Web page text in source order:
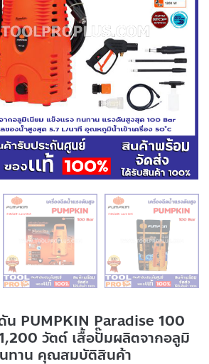
น PUMPKIN Paradise 100
วัตต์ เสื้อปั๊มผลิตจากอลูมิ
ทาน คุณสมบัติสินค้า